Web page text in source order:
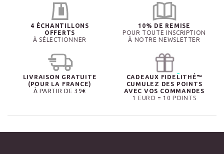
4 ÉCHANTILLONS
OFFERTS
À SÉLECTIONNER
10% DE REMISE
POUR TOUTE INSCRIPTION
À NOTRE NEWSLETTER
LIVRAISON GRATUITE
(POUR LA FRANCE)
À PARTIR DE 39€
CADEAUX FIDELITHÉ™
CUMULEZ DES POINTS
AVEC VOS COMMANDES
1 EURO = 10 POINTS